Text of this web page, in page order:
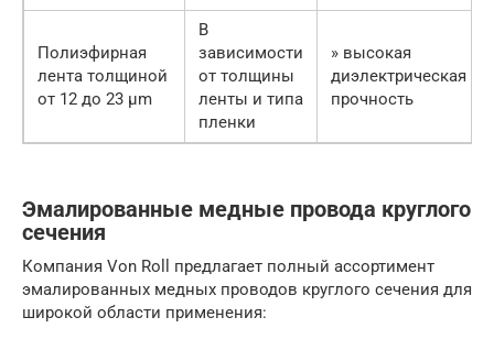
Полиэфирная
лента толщиной
от 12 до 23 μm
В
зависимости
от толщины
ленты и типа
пленки
» высокая
диэлектрическая
прочность
Эмалированные медные провода круглого
сечения
Компания Von Roll предлагает полный ассортимент
эмалированных медных проводов круглого сечения для
широкой области применения: